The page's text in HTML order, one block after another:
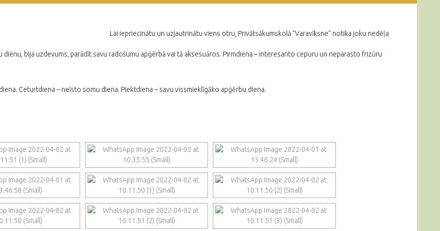
Lai iepriecinātu un uzjautrinātu viens otru, Privātsākumskolā “Varavīksne” notika joku nedēļa
bija uzdevums, parādīt savu radošumu apģērbā vai tā aksesuāros. Pirmdiena – interesanto cepuru un neparasto frizūru
Ceturtdiena – neīsto somu diena. Piektdiena – savu vissmieklīgāko apģērbu diena.